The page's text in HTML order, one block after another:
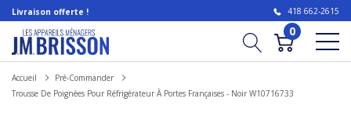
Livraison offerte ! 418 662-2615
0
Accueil
Pré-Commander
Trousse De Poignées Pour Réfrigérateur À Portes Françaises - Noir W10716733